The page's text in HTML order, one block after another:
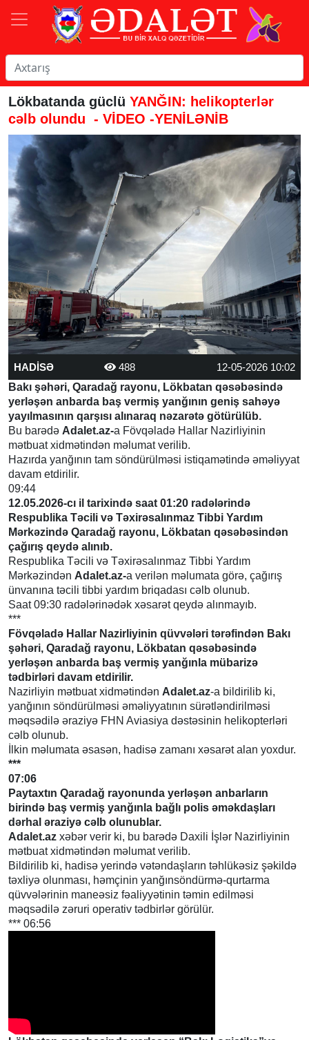
Lökbatanda güclü YANĞIN: helikopterlər
cəlb olundu - VİDEO -YENİLƏNİB
HADİSƏ 488
12-05-2026 10:02
Bakı şəhəri, Qaradağ rayonu, Lökbatan qəsəbəsində
yerləşən anbarda baş vermiş yanğının geniş sahəyə
yayılmasının qarşısı alınaraq nəzarətə götürülüb.
Bu barədə Adalet.az-a Fövqəladə Hallar Nazirliyinin
mətbuat xidmətindən məlumat verilib.
Hazırda yanğının tam söndürülməsi istiqamətində əməliyyat
davam etdirilir.
09:44
12.05.2026-cı il tarixində saat 01:20 radələrində
Respublika Təcili və Təxirəsalınmaz Tibbi Yardım
Mərkəzində Qaradağ rayonu, Lökbatan qəsəbəsindən
çağırış qeydə alınıb.
Respublika Təcili və Təxirəsalınmaz Tibbi Yardım
Mərkəzindən Adalet.az-a verilən məlumata görə, çağırış
ünvanına təcili tibbi yardım briqadası cəlb olunub.
Saat 09:30 radələrinədək xəsarət qeydə alınmayıb.
***
Fövqəladə Hallar Nazirliyinin qüvvələri tərəfindən Bakı
şəhəri, Qaradağ rayonu, Lökbatan qəsəbəsində
yerləşən anbarda baş vermiş yanğınla mübarizə
tədbirləri davam etdirilir.
Nazirliyin mətbuat xidmətindən Adalet.az-a bildirilib ki,
yanğının söndürülməsi əməliyyatının sürətləndirilməsi
məqsədilə əraziyə FHN Aviasiya dəstəsinin helikopterləri
cəlb olunub.
İlkin məlumata əsasən, hadisə zamanı xəsarət alan yoxdur.
***
07:06
Paytaxtın Qaradağ rayonunda yerləşən anbarların
birində baş vermiş yanğınla bağlı polis əməkdaşları
dərhal əraziyə cəlb olunublar.
Adalet.az xəbər verir ki, bu barədə Daxili İşlər Nazirliyinin
mətbuat xidmətindən məlumat verilib.
Bildirilib ki, hadisə yerində vətəndaşların təhlükəsiz şəkildə
təxliyə olunması, həmçinin yanğınsöndürmə-qurtarma
qüvvələrinin maneəsiz fəaliyyətinin təmin edilməsi
məqsədilə zəruri operativ tədbirlər görülür.
*** 06:56